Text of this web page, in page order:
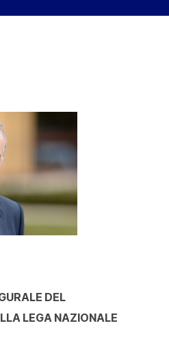
DEL
LEGA NAZIONALE